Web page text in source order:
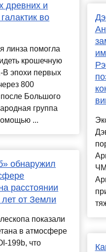
древних и
во
линза помогла
крошечную
B эпохи первых
800
Большого
группа
...
обнаружил
расстоянии
от Земли
показали
в атмосфере
199b, что